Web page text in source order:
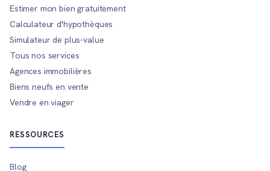
Estimer mon bien gratuitement
Calculateur d'hypothèques
Simulateur de plus-value
Tous nos services
Agences immobilières
Biens neufs en vente
Vendre en viager
RESSOURCES
Blog